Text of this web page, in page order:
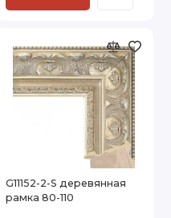
G11152-2-S деревянная
рамка 80-110